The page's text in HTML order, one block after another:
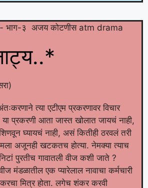
भाग-३ अजय कोटणीस atm drama
त्या एटीएम प्रकरणावर विचार
प्रकरणी आता जास्त खोलात जायचं नाही,
घ्यायचं नाही, असं कितीही ठरवलं तरी
मला अजूनही खटकतच होत्या. नेमक्या त्याच
पुरतीच गावातली वीज कशी जाते ?
मंडळातील एक प्यारेलाल नावाचा कर्मचारी
मित्र होता. लगेच शंकर करवी